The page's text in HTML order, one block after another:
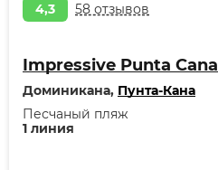
4,3 58 отзывов
Impressive Punta Cana
Доминикана, Пунта-Кана
1 линия
Песчаный пляж